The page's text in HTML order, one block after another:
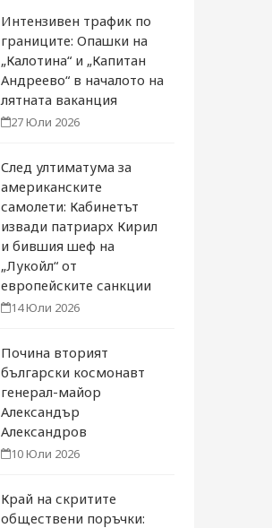
Интензивен трафик по
границите: Опашки на
„Калотина“ и „Капитан
Андреево“ в началото на
лятната ваканция
27 Юли 2026
След ултиматума за
американските
самолети: Кабинетът
извади патриарх Кирил
и бившия шеф на
„Лукойл“ от
европейските санкции
14 Юли 2026
Почина вторият
български космонавт
генерал-майор
Александър
Александров
10 Юли 2026
Край на скритите
обществени поръчки: